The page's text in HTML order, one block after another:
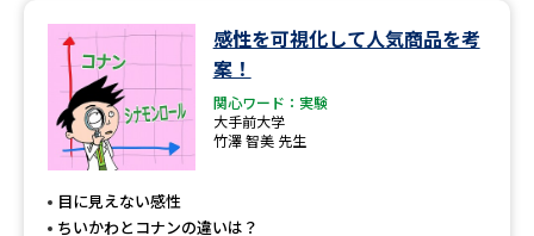
高等学校（情報）教員資格認定
大学研究
感性を可視化して人気商品を考
案！
関心ワード：実験
大手前大学
竹澤 智美 先生
目に見えない感性
ちいかわとコナンの違いは？